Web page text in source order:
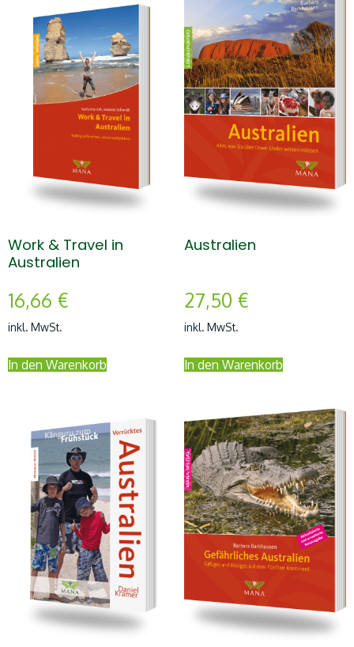
Work & Travel in
Australien
16,66 €
inkl. MwSt.
In den Warenkorb
Australien
27,50 €
inkl. MwSt.
In den Warenkorb